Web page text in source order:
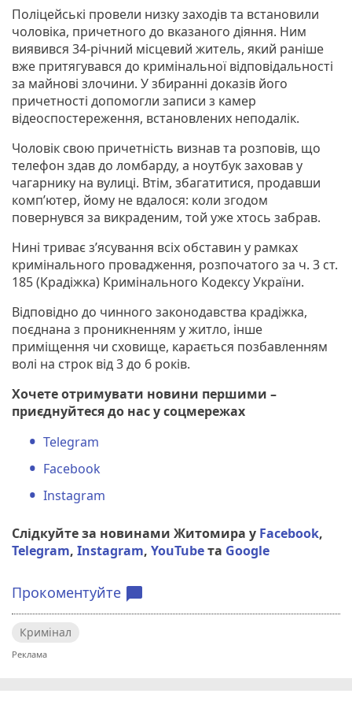
Поліцейські провели низку заходів та встановили
чоловіка, причетного до вказаного діяння. Ним
виявився 34-річний місцевий житель, який раніше
вже притягувався до кримінальної відповідальності
за майнові злочини. У збиранні доказів його
причетності допомогли записи з камер
відеоспостереження, встановлених неподалік.
Чоловік свою причетність визнав та розповів, що
телефон здав до ломбарду, а ноутбук заховав у
чагарнику на вулиці. Втім, збагатитися, продавши
комп’ютер, йому не вдалося: коли згодом
повернувся за викраденим, той уже хтось забрав.
Нині триває з’ясування всіх обставин у рамках
кримінального провадження, розпочатого за ч. 3 ст.
185 (Крадіжка) Кримінального Кодексу України.
Відповідно до чинного законодавства крадіжка,
поєднана з проникненням у житло, інше
приміщення чи сховище, карається позбавленням
волі на строк від 3 до 6 років.
Хочете отримувати новини першими –
приєднуйтеся до нас у соцмережах
Telegram
Facebook
Instagram
Слідкуйте за новинами Житомира у Facebook,
Telegram, Instagram, YouTubeта Google
Прокоментуйте chat_bubble
Кримінал